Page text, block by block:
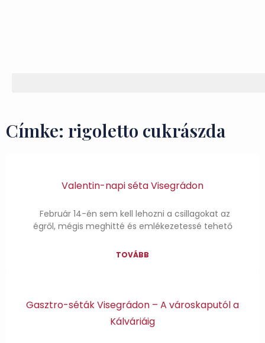
Címke: rigoletto cukrászda
Valentin-napi séta Visegrádon
Február 14-én sem kell lehozni a csillagokat az
égről, mégis meghitté és emlékezetessé tehető
TOVÁBB
Gasztro-séták Visegrádon – A városkaputól a
Kálváriáig